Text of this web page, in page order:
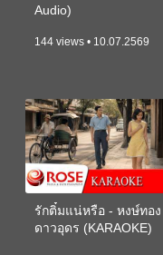
Audio)
144 views • 10.07.2569
รักติ๋มแน่หรือ - หงษ์ทอง
ดาวอุดร (KARAOKE)